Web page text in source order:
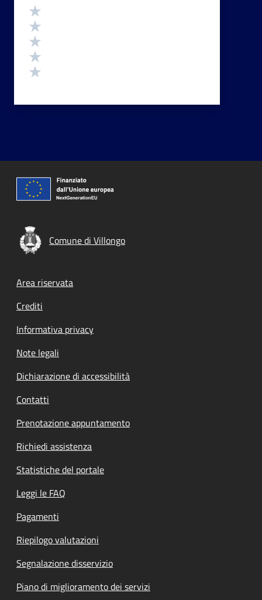
Valutazione
Comune di Villongo
Footer menu
Area riservata
Crediti
Informativa privacy
Note legali
Dichiarazione di accessibilità
Contatti
Prenotazione appuntamento
Richiedi assistenza
Statistiche del portale
Leggi le FAQ
Pagamenti
Riepilogo valutazioni
Segnalazione disservizio
Piano di miglioramento dei servizi